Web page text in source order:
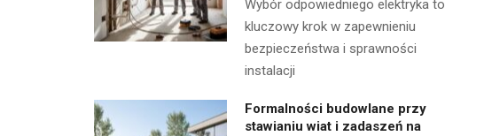
Wybór odpowiedniego elektryka to
kluczowy krok w zapewnieniu
bezpieczeństwa i sprawności
instalacji
Formalności budowlane przy
stawianiu wiat i zadaszeń na